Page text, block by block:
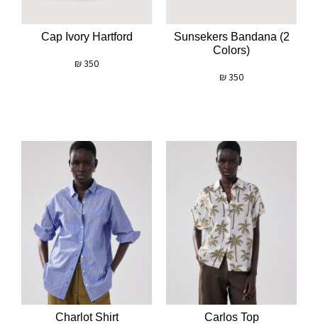
Sunsekers Bandana (2
Colors)
350
₪
Cap Ivory Hartford
350
₪
Carlos Top
Charlot Shirt